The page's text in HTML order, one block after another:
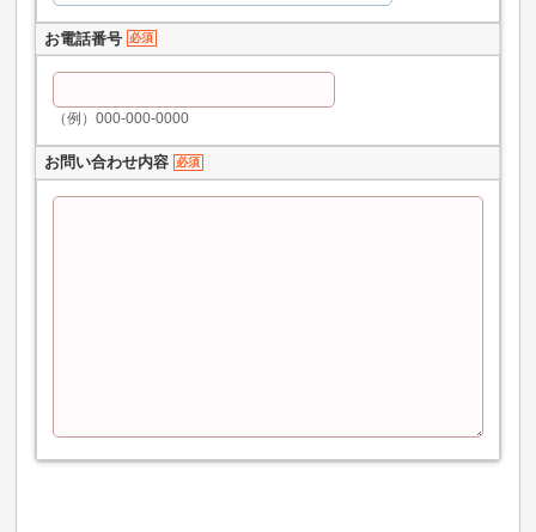
お電話番号 必須
（例）000-000-0000
お問い合わせ内容 必須